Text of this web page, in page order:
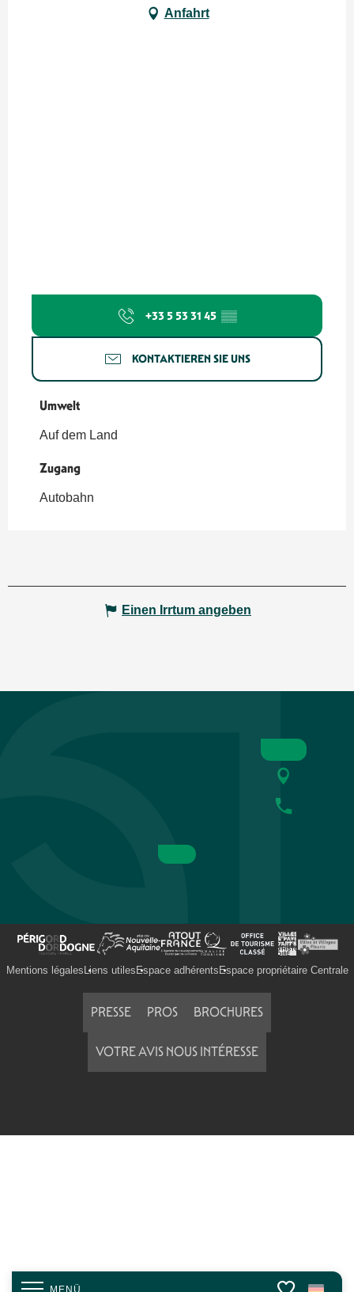
MENÜ
Anfahrt
+33 5 53 31 45 ▒▒
KONTAKTIEREN SIE UNS
Umwelt
Umwelt
Auf dem Land
Zugang
Zugang
Autobahn
Einen Irrtum angeben
Mentions légales Liens utiles Espace adhérents Espace propriétaire Centrale
PRESSE PROS BROCHURES
VOTRE AVIS NOUS INTÉRESSE